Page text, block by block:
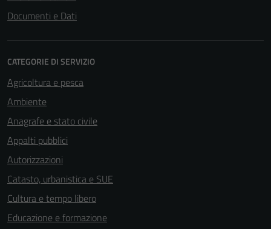
Documenti e Dati
CATEGORIE DI SERVIZIO
Agricoltura e pesca
Ambiente
Anagrafe e stato civile
Appalti pubblici
Autorizzazioni
Catasto, urbanistica e SUE
Cultura e tempo libero
Educazione e formazione